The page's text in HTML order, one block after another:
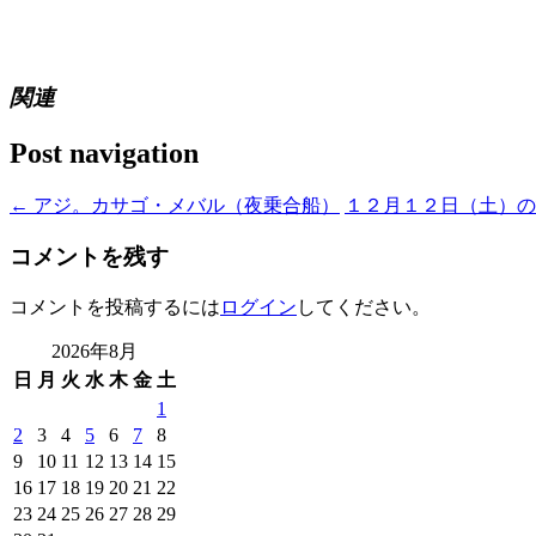
関連
Post navigation
← アジ。カサゴ・メバル（夜乗合船） １２月１２日（土）
コメントを残す
コメントを投稿するには ログイン してください。
2026年8月
日
月 火 水 木 金 土
1
2
3 4 5 6 7
8
9
10 11 12 13 14 15
16 17 18 19 20 21 22
23 24 25 26 27 28 29